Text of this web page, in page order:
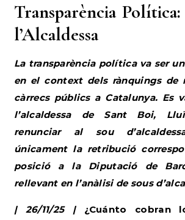
Transparència
l’Alcaldessa
La transparència política va ser
en el context dels rànquings de
càrrecs públics a Catalunya. Es
l’alcaldessa de Sant Boi,
renunciar al sou
únicament la retribució
posició a la Diputació de
rellevant en l’anàlisi de sous
| 26/11/25 | ¿Cuánto cobran